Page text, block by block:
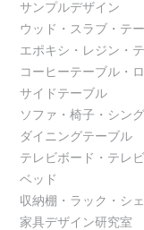
サンプルデザイン
ウッド・スラブ・テ
エポキシ・レジン・
コーヒーテーブル・
サイドテーブル
ソファ・椅子・シン
ダイニングテーブル
テレビボード・テレ
ベッド
収納棚・ラック・シ
家具デザイン研究室